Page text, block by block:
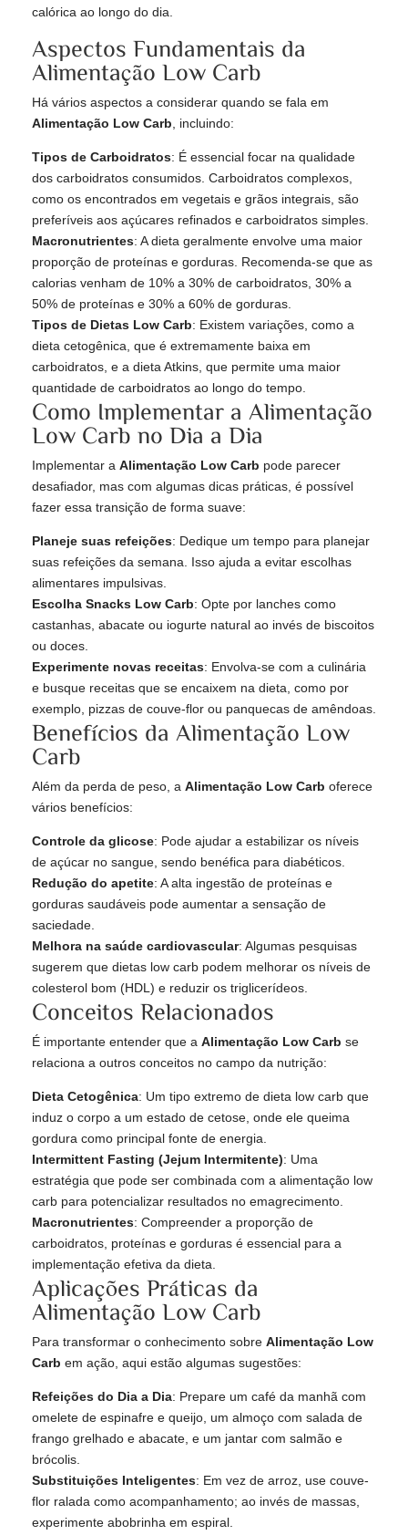
calórica ao longo do dia.
Aspectos Fundamentais da
Alimentação Low Carb
Há vários aspectos a considerar quando se fala em
Alimentação Low Carb, incluindo:
Tipos de Carboidratos: É essencial focar na qualidade
dos carboidratos consumidos. Carboidratos complexos,
como os encontrados em vegetais e grãos integrais, são
preferíveis aos açúcares refinados e carboidratos simples.
Macronutrientes: A dieta geralmente envolve uma maior
proporção de proteínas e gorduras. Recomenda-se que as
calorias venham de 10% a 30% de carboidratos, 30% a
50% de proteínas e 30% a 60% de gorduras.
Tipos de Dietas Low Carb: Existem variações, como a
dieta cetogênica, que é extremamente baixa em
carboidratos, e a dieta Atkins, que permite uma maior
quantidade de carboidratos ao longo do tempo.
Como Implementar a Alimentação
Low Carb no Dia a Dia
Implementar a Alimentação Low Carb pode parecer
desafiador, mas com algumas dicas práticas, é possível
fazer essa transição de forma suave:
Planeje suas refeições: Dedique um tempo para planejar
suas refeições da semana. Isso ajuda a evitar escolhas
alimentares impulsivas.
Escolha Snacks Low Carb: Opte por lanches como
castanhas, abacate ou iogurte natural ao invés de biscoitos
ou doces.
Experimente novas receitas: Envolva-se com a culinária
e busque receitas que se encaixem na dieta, como por
exemplo, pizzas de couve-flor ou panquecas de amêndoas.
Benefícios da Alimentação Low
Carb
Além da perda de peso, a Alimentação Low Carb oferece
vários benefícios:
Controle da glicose: Pode ajudar a estabilizar os níveis
de açúcar no sangue, sendo benéfica para diabéticos.
Redução do apetite: A alta ingestão de proteínas e
gorduras saudáveis pode aumentar a sensação de
saciedade.
Melhora na saúde cardiovascular: Algumas pesquisas
sugerem que dietas low carb podem melhorar os níveis de
colesterol bom (HDL) e reduzir os triglicerídeos.
Conceitos Relacionados
É importante entender que a Alimentação Low Carb se
relaciona a outros conceitos no campo da nutrição:
Dieta Cetogênica: Um tipo extremo de dieta low carb que
induz o corpo a um estado de cetose, onde ele queima
gordura como principal fonte de energia.
Intermittent Fasting (Jejum Intermitente): Uma
estratégia que pode ser combinada com a alimentação low
carb para potencializar resultados no emagrecimento.
Macronutrientes: Compreender a proporção de
carboidratos, proteínas e gorduras é essencial para a
implementação efetiva da dieta.
Aplicações Práticas da
Alimentação Low Carb
Para transformar o conhecimento sobre Alimentação Low
Carb em ação, aqui estão algumas sugestões:
Refeições do Dia a Dia: Prepare um café da manhã com
omelete de espinafre e queijo, um almoço com salada de
frango grelhado e abacate, e um jantar com salmão e
brócolis.
Substituições Inteligentes: Em vez de arroz, use couve-
flor ralada como acompanhamento; ao invés de massas,
experimente abobrinha em espiral.